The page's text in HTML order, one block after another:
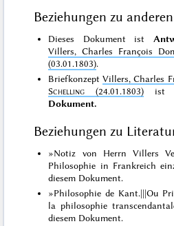
Beziehungen zu
Dieses Dokument ist
Villers, Charles François
(03.01.1803).
BriefkonzeptVillers, Charles
Schelling (24.01.1803) ist
Dokument.
Beziehungen zu
»Notiz von Herrn Villers
Philosophie in Frankreich
diesem Dokument.
»Philosophie de Kant.|||Ou
la philosophie
diesem Dokument.